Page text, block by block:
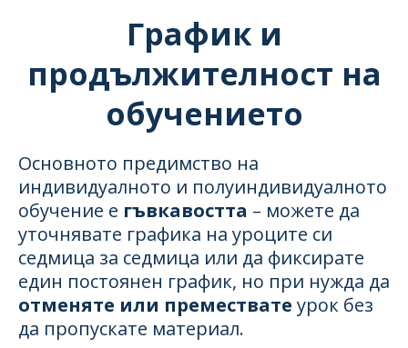
График и
продължителност на
обучението
Основното предимство на
индивидуалното и полуиндивидуалното
обучение е гъвкавостта – можете да
уточнявате графика на уроците си
седмица за седмица или да фиксирате
един постоянен график, но при нужда да
отменяте или премествате урок без
да пропускате материал.